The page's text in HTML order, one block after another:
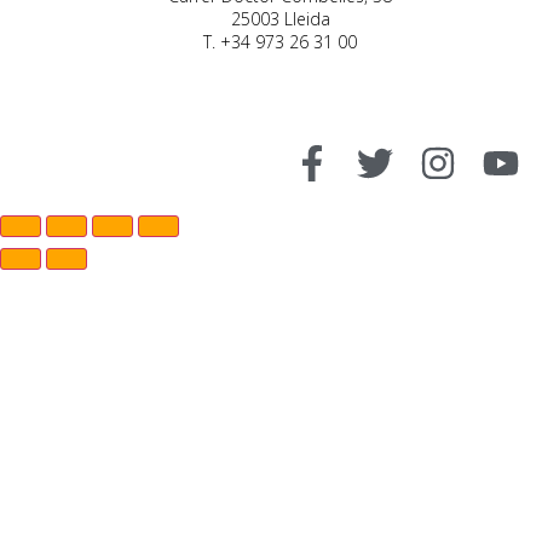
25003 Lleida
T. +34 973 26 31 00